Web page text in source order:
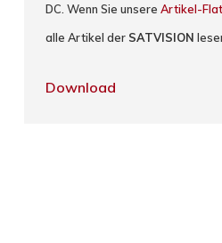
DC. Wenn Sie unsereArtikel-
alle Artikel der SATVISION
Download